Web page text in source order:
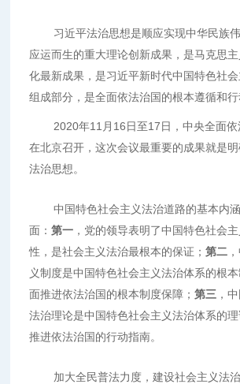
习近平法治思想是顺应实现中华民族
应运而生的重大理论创新成果，是马克思
化最新成果，是习近平新时代中国特色社
组成部分，是全面依法治国的根本遵循和行
2020年11月16日至17日，中央全面
在北京召开，这次会议最重要的成果就是
法治思想。
中国特色社会主义法治道路的基本内
面：第一 ，党的领导表明了中国特色社会
性，是社会主义法治最根本的保证；第二
义制度是中国特色社会主义法治体系的根
面推进依法治国的根本制度保障；第三 ，
法治理论是中国特色社会主义法治体系的
推进依法治国的行动指南。
加大全民普法力度，建设社会主义法